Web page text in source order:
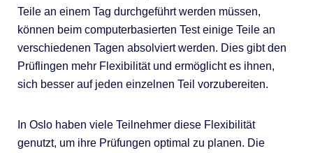
Teile an einem Tag durchgeführt werden müssen,
können beim computerbasierten Test einige Teile an
verschiedenen Tagen absolviert werden. Dies gibt den
Prüflingen mehr Flexibilität und ermöglicht es ihnen,
sich besser auf jeden einzelnen Teil vorzubereiten.
In Oslo haben viele Teilnehmer diese Flexibilität
genutzt, um ihre Prüfungen optimal zu planen. Die